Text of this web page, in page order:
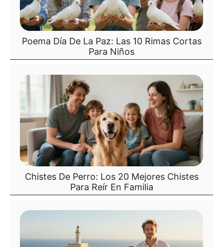
Poema Día De La Paz: Las 10 Rimas Cortas
Para Niños
Chistes De Perro: Los 20 Mejores Chistes
Para Reír En Familia